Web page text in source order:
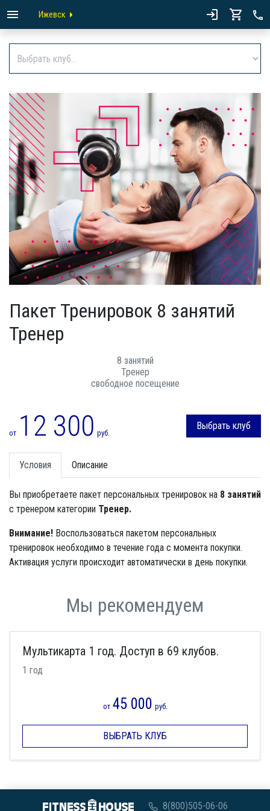
Ижевск
Пакет Тренировок 8 занятий
Тренер
8 занятий
Тренер
свободное посещение
от 12 300 руб.
Выбрать клуб
Условия Описание
Вы приобретаете пакет персональных тренировок на 8 занятий
с тренером категории Тренер.
Внимание! Воспользоваться пакетом персональных
тренировок необходимо в течение года с момента покупки.
Активация услуги происходит автоматически в день покупки.
Мы рекомендуем
Мультикарта 1 год. Доступ в 69 клубов.
1 год
от 45 000 руб.
ВЫБРАТЬ КЛУБ
8(800)505-06-06